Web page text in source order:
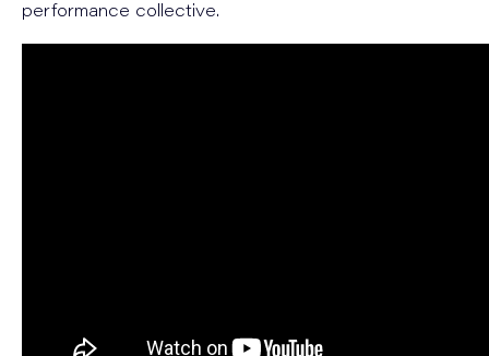
performance collective.